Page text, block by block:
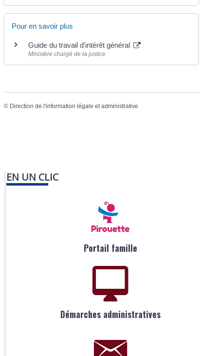
Pour en savoir plus
Guide du travail d'intérêt général
Ministère chargé de la justice
© Direction de l'information légale et administrative
EN UN CLIC
Portail famille
Démarches administratives